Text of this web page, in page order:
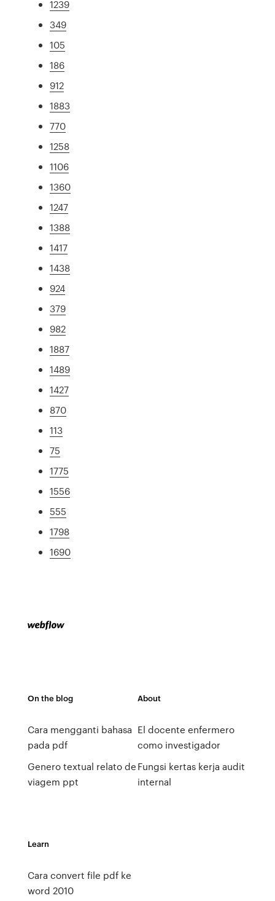
1239
349
105
186
912
1883
770
1258
1106
1360
1247
1388
1417
1438
924
379
982
1887
1489
1427
870
113
75
1775
1556
555
1798
1690
On the blog
Cara mengganti bahasa
pada pdf
Genero textual relato de
viagem ppt
About
El docente enfermero
como investigador
Fungsi kertas kerja audit
internal
Learn
Cara convert file pdf ke
word 2010